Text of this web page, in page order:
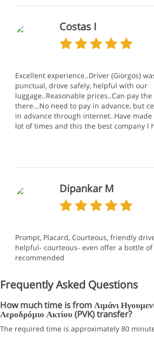
Costas I
Excellent experience..Driver (Giorgos)
punctual, drove safely, helpful with our
luggage..Reasonable prices..Can pay
there...No need to pay in advance, but
in advance through internet..Have
lot of times and this the best company l
Dipankar M
Prompt, Placard, Courteous, friendly
helpful- courteous- even offer a bottle
recommended
Frequently Asked Questions
How much time is from Λιμάνι
Αεροδρόμιο Ακτίου (PVK) transfer?
The required time is approximately 80